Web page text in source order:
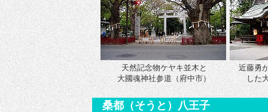
天然記念物ケヤキ並木と
大國魂神社参道（府中市）
近藤勇
した
桑都（そうと）八王子